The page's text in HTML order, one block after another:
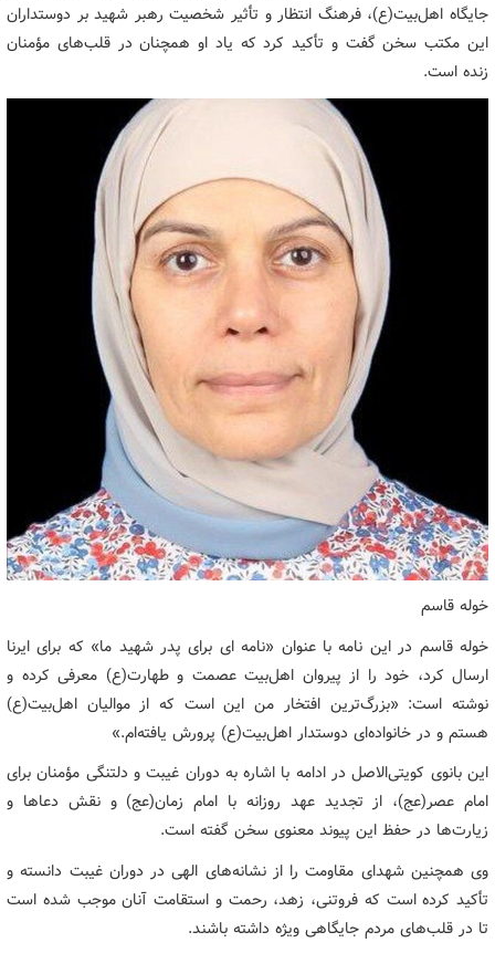
جایگاه اهل‌بیت(ع)، فرهنگ انتظار و تأثیر شخصیت رهبر شهید بر دوستداران
این مکتب سخن گفت و تأکید کرد که یاد او همچنان در قلب‌های مؤمنان
زنده است.
خوله قاسم
خوله قاسم در این نامه با عنوان «نامه ای برای پدر شهید ما» که برای ایرنا
ارسال کرد، خود را از پیروان اهل‌بیت عصمت و طهارت(ع) معرفی کرده و
نوشته است: «بزرگ‌ترین افتخار من این است که از موالیان اهل‌بیت(ع)
هستم و در خانواده‌ای دوستدار اهل‌بیت(ع) پرورش یافته‌ام.»
این بانوی کویتی‌الاصل در ادامه با اشاره به دوران غیبت و دلتنگی مؤمنان برای
امام عصر(عج)، از تجدید عهد روزانه با امام زمان(عج) و نقش دعاها و
زیارت‌ها در حفظ این پیوند معنوی سخن گفته است.
وی همچنین شهدای مقاومت را از نشانه‌های الهی در دوران غیبت دانسته و
تأکید کرده است که فروتنی، زهد، رحمت و استقامت آنان موجب شده است
تا در قلب‌های مردم جایگاهی ویژه داشته باشند.